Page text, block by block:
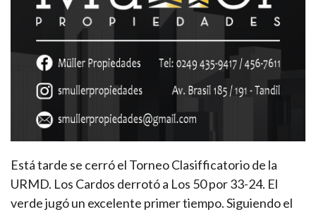
Está tarde se cerró el Torneo Clasifficatorio de la
URMD. Los Cardos derrotó a Los 50 por 33-24. El
verde jugó un excelente primer tiempo. Siguiendo el